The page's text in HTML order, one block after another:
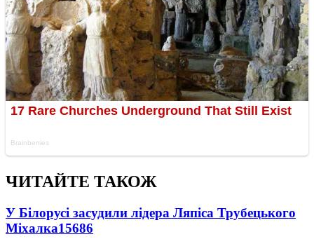
ЧИТАЙТЕ ТАКОЖ
У Білорусі засудили лідера Ляпіса Трубецького
Міхалка15686